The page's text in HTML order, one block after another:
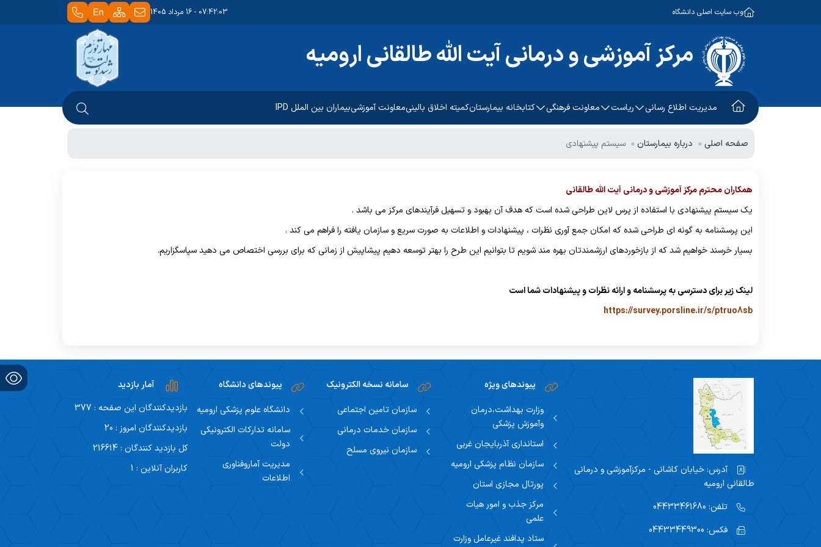
وب سایت اصلی دانشگاه 07:42:03 - 16 مرداد 1405
مرکز آموزشی و درمانی آیت الله طالقانی ارومیه
مدیریت اطلاع رسانی
درباره ما
چارت تشکیلاتی بیمارستان
سیاست های بیمارستان
افتخارات
سیستم پیشنهادی همکاران
ریاست
حوزه ریاست
مدیریت بیمارستان
حوزه مدیریت پرستاری
مدیرپرستاری
رئیس امور اداری
معاونت فرهنگی
معرفی معاونت فرهنگی
کتابخانه بیمارستانکمیته اخلاق بالینیمعاونت آموزشیبیماران بین الملل IPD
صفحه اصلی درباره بیمارستان سیستم پیشنهادی
همکاران محترم مرکز آموزشی و درمانی آیت الله طالقانی
یک سیستم پیشنهادی با استفاده از پرس لاین طراحی شده است که هدف آن بهبود و تسهیل فرآیندهای مرکز می باشد .
این پرسشنامه به گونه ای طراحی شده که امکان جمع آوری نظرات ، پیشنهادات و اطلاعات به صورت سریع و سازمان یافته را فراهم می کند .
بسیار خرسند خواهیم شد که از بازخوردهای ارزشمندتان بهره مند شویم تا بتوانیم این طرح را بهتر توسعه دهیم پیشاپیش از زمانی که برای بررسی اختصاص می دهید سپاسگزاریم.
لینک زیر برای دسترسی به پرسشنامه و ارائه نظرات و پیشنهادات شما است
https://survey.porsline.ir/s/ptruo8sb
آدرس:خیابان کاشانی - مرکزآموزشی و درمانی
طالقانی ارومیه
تلفن:
فکس:
پیوندهای ویژه
وزارت بهداشت،درمان
وآموزش پزشکی
استانداری آذربایجان غربی
سازمان نظام پزشکی ارومیه
پورتال مجازی استان
مرکز جذب و امور هیات
علمی
ستاد پدافند غیرعامل وزارت
سامانه نسخه الکترونیک
سازمان تامین اجتماعی
سازمان خدمات درمانی
سازمان نیروی مسلح
پیوندهای دانشگاه
دانشگاه علوم پزشکی ارومیه
سامانه تدارکات الکترونیکی
دولت
مدیریت آماروفناوری
اطلاعات
آمار بازدید
بازدیدکنندگان این صفحه : 377
بازدیدکنندگان امروز : 20
کل بازدید کنندگان : 216614
کاربران آنلاین : 1